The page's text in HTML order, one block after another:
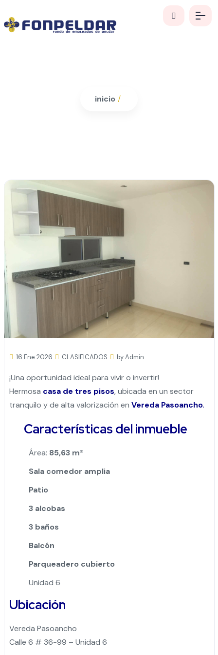
inicio /
16 Ene 2026 CLASIFICADOS by Admin
¡Una oportunidad ideal para vivir o invertir!
Hermosa casa de tres pisos, ubicada en un sector
tranquilo y de alta valorización en Vereda Pasoancho.
Características del inmueble
Área: 85,63 m²
Sala comedor amplia
Patio
3 alcobas
3 baños
Balcón
Parqueadero cubierto
Unidad 6
Ubicación
Vereda Pasoancho
Calle 6 # 36-99 – Unidad 6